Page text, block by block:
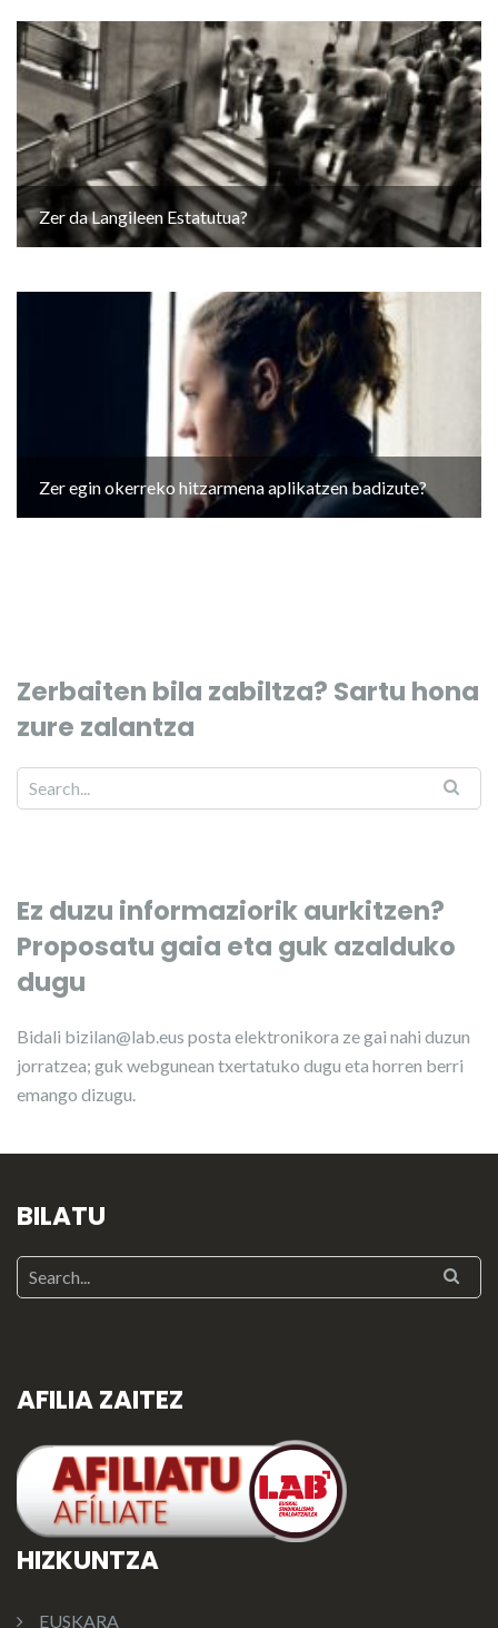
Zer da Langileen Estatutua?
Zer egin okerreko hitzarmena aplikatzen badizute?
Zerbaiten bila zabiltza? Sartu hona
zure zalantza
Ez duzu informaziorik aurkitzen?
Proposatu gaia eta guk azalduko
dugu
Bidali bizilan@lab.eus posta elektronikora ze gai nahi duzun
jorratzea; guk webgunean txertatuko dugu eta horren berri
emango dizugu.
BILATU
AFILIA ZAITEZ
HIZKUNTZA
EUSKARA